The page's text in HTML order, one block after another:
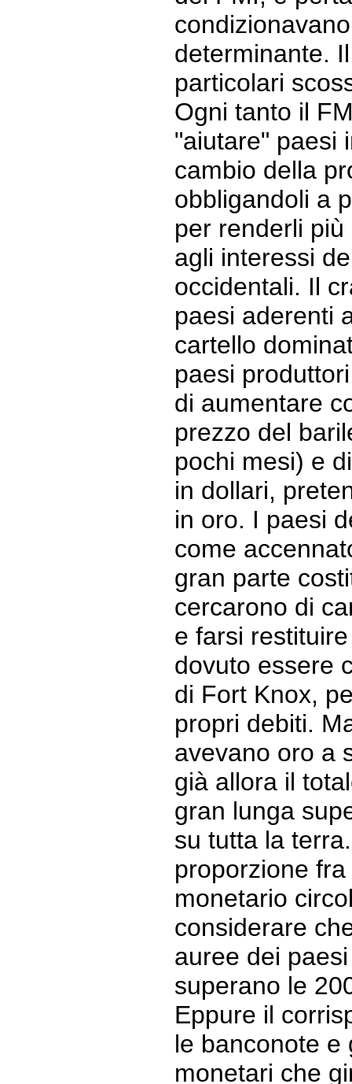
determinante.
particolari
Ogni tanto il
"aiutare" paesi
cambio della
obbligandoli a
per renderli
agli interessi
occidentali. Il
paesi aderenti
cartello
paesi
di aumentare
prezzo del
pochi mesi) e
in dollari,
in oro. I paesi
come
gran parte
cercarono di
e farsi
dovuto essere
di Fort Knox,
propri debiti.
avevano oro a
già allora il
gran lunga
su tutta la
proporzione
monetario
considerare
auree dei
superano le
Eppure il
le banconote e
monetari che